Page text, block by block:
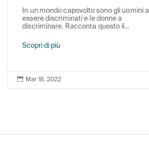
In un mondo capovolto sono gli uomini a
essere discriminati e le donne a
discriminare. Racconta questo il...
Scopri di più
 Mar 18, 2022